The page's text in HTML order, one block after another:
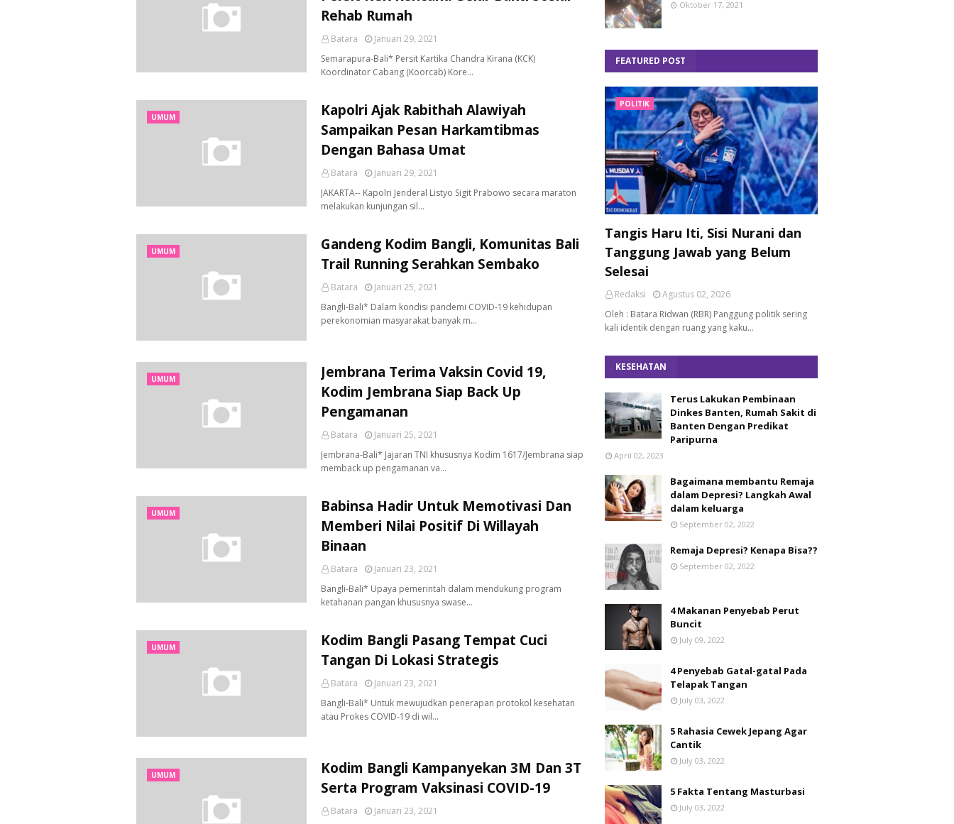
Rehab Rumah
Batara
Januari 29, 2021
Semarapura-Bali* Persit Kartika Chandra Kirana (KCK)
Koordinator Cabang (Koorcab) Kore…
UMUM
Kapolri Ajak Rabithah Alawiyah
Sampaikan Pesan Harkamtibmas
Dengan Bahasa Umat
Batara
Januari 29, 2021
JAKARTA-- Kapolri Jenderal Listyo Sigit Prabowo secara maraton
melakukan kunjungan sil…
UMUM
Gandeng Kodim Bangli, Komunitas Bali
Trail Running Serahkan Sembako
Batara
Januari 25, 2021
Bangli-Bali* Dalam kondisi pandemi COVID-19 kehidupan
perekonomian masyarakat banyak m…
UMUM
Jembrana Terima Vaksin Covid 19,
Kodim Jembrana Siap Back Up
Pengamanan
Batara
Januari 25, 2021
Jembrana-Bali* Jajaran TNI khususnya Kodim 1617/Jembrana siap
memback up pengamanan va…
UMUM
Babinsa Hadir Untuk Memotivasi Dan
Memberi Nilai Positif Di Willayah
Binaan
Batara
Januari 23, 2021
Bangli-Bali* Upaya pemerintah dalam mendukung program
ketahanan pangan khususnya swase…
UMUM
Kodim Bangli Pasang Tempat Cuci
Tangan Di Lokasi Strategis
Batara
Januari 23, 2021
Bangli-Bali* Untuk mewujudkan penerapan protokol kesehatan
atau Prokes COVID-19 di wil…
UMUM
Kodim Bangli Kampanyekan 3M Dan 3T
Serta Program Vaksinasi COVID-19
Batara
Januari 23, 2021
Oktober 17, 2021
FEATURED POST
POLITIK
Tangis Haru Iti, Sisi Nurani dan
Tanggung Jawab yang Belum
Selesai
Redaksi
Agustus 02, 2026
Oleh : Batara Ridwan (RBR) Panggung politik sering
kali identik dengan ruang yang kaku…
KESEHATAN
Terus Lakukan Pembinaan
Dinkes Banten, Rumah Sakit di
Banten Dengan Predikat
Paripurna
April 02, 2023
Bagaimana membantu Remaja
dalam Depresi? Langkah Awal
dalam keluarga
September 02, 2022
Remaja Depresi? Kenapa Bisa??
September 02, 2022
4 Makanan Penyebab Perut
Buncit
July 09, 2022
4 Penyebab Gatal-gatal Pada
Telapak Tangan
July 03, 2022
5 Rahasia Cewek Jepang Agar
Cantik
July 03, 2022
5 Fakta Tentang Masturbasi
July 03, 2022